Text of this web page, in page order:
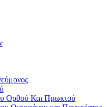
Ορθού Και Πρωκτού